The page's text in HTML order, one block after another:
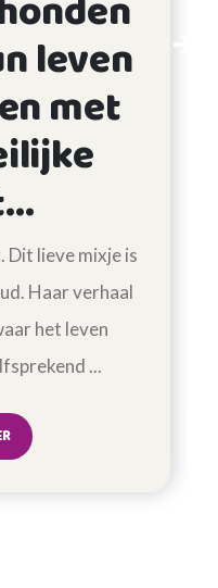
leven
met
Dit lieve mixje is
Haar verhaal
het leven
...